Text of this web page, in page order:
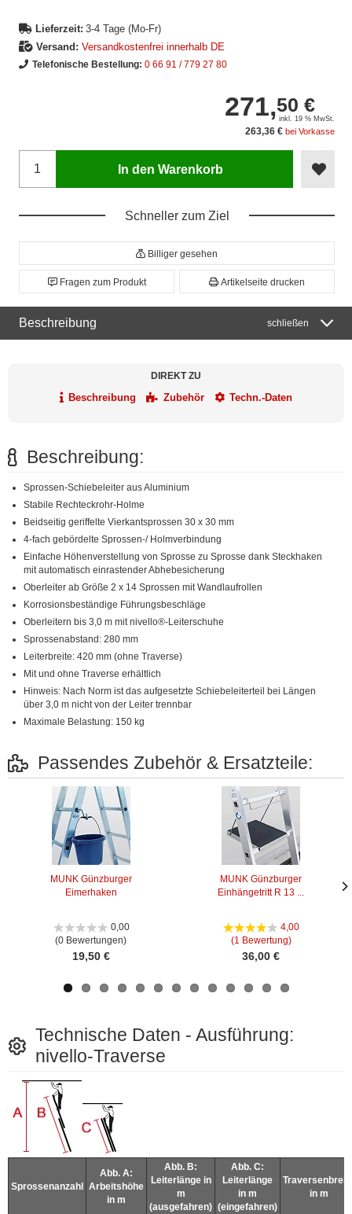
Lieferzeit: 3-4 Tage (Mo-Fr)
Versand: Versandkostenfrei innerhalb DE
Telefonische Bestellung: 0 66 91 / 779 27 80
271,50 €
inkl. 19 % MwSt.
263,36 € bei Vorkasse
In den Warenkorb
Schneller zum Ziel
Billiger gesehen
Fragen zum Produkt Artikelseite drucken
Beschreibung schließen
DIREKT ZU
Beschreibung Zubehör Techn.-Daten
Beschreibung:
Sprossen-Schiebeleiter aus Aluminium
Stabile Rechteckrohr-Holme
Beidseitig geriffelte Vierkantsprossen 30 x 30 mm
4-fach gebördelte Sprossen-/ Holmverbindung
Einfache Höhenverstellung von Sprosse zu Sprosse dank Steckhaken
mit automatisch einrastender Abhebesicherung
Oberleiter ab Größe 2 x 14 Sprossen mit Wandlaufrollen
Korrosionsbeständige Führungsbeschläge
Oberleitern bis 3,0 m mit nivello®-Leiterschuhe
Sprossenabstand: 280 mm
Leiterbreite: 420 mm (ohne Traverse)
Mit und ohne Traverse erhältlich
Hinweis: Nach Norm ist das aufgesetzte Schiebeleiterteil bei Längen
über 3,0 m nicht von der Leiter trennbar
Maximale Belastung: 150 kg
Passendes Zubehör & Ersatzteile:
MUNK Günzburger
Eimerhaken
0,00
(0 Bewertungen)
19,50 €
MUNK Günzburger
Einhängetritt R 13 ...
4,00
(1 Bewertung)
36,00 €
Technische Daten - Ausführung:
nivello-Traverse
Sprossenanzahl
Abb. A:
Arbeitshöhe
in m
Abb. B:
Leiterlänge in
m
(ausgefahren)
Abb. C:
Leiterlänge
in m
(eingefahren)
in m